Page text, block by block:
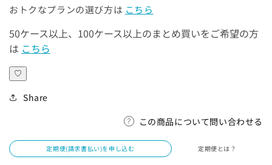
サイズから探す
用途から探す
ブランドから探す
1箱の組数（枚数）から探す
ブランドから探す
おトクなプランの選び方は こちら
50ケース以上、100ケース以上のまとめ買いをご希望の方
は こちら
♡
Share
この商品について問い合わせる
定期便(請求書払い)を申し込む 定期便とは？